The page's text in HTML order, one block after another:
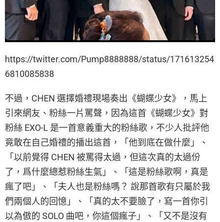
https://twitter.com/Pump8888888/status/171613254
6810085838
不過，CHEN 選擇婚禮現場奏出《蝴蝶少女》，馬上
引來網友、粉絲一片罵聲，因為這首《蝴蝶少女》對
粉絲 EXO-L 是一首意義重大的粉絲歌，不少人批評他
竟敢在自己婚禮的播出這首，「他到底在做什麼」、
「以前覺得 CHEN 被罵得太過，但這次真的太過份
了，爲什麼總惹粉絲生氣」、「這是粉絲歌啊，真是
瘋了吧」、「夫人也是粉絲嗎？ 說那首歌有只屬於我
們兩個人的回憶」、「真的太不要臉了，寫一首你引
以為傲的 SOLO 曲吧，你這個瘋子」、「又不是沒有